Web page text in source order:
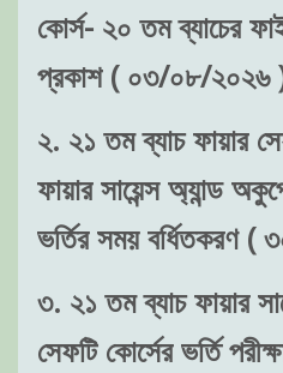
কোর্স- ২০ তম ব্যাচের
প্রকাশ ( ০৩/০৮/২০২৬
২. ২১ তম ব্যাচ ফায়ার
ফায়ার সায়েন্স অ্যান্ড
ভর্তির সময় বর্ধিতকরণ
৩. ২১ তম ব্যাচ ফায়ার
সেফটি কোর্সের ভর্তি